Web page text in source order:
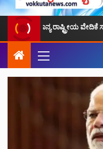
ರಾಷ್ಟ್ರೀಯ ವೇದಿಕೆ ಸ್ಥಾಪನೆ: